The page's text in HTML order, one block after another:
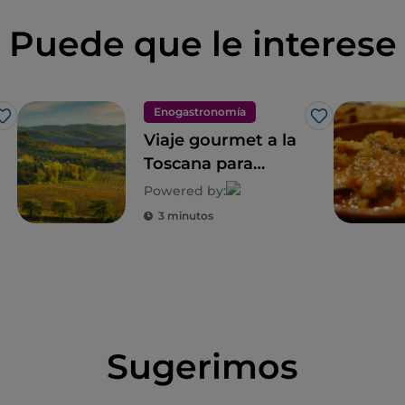
Puede que le interese
Me gusta
Enogastronomía
Me gusta
Viaje gourmet a la
Toscana para
descubrir su
biodiversidad
Powered by:
3 minutos
Sugerimos